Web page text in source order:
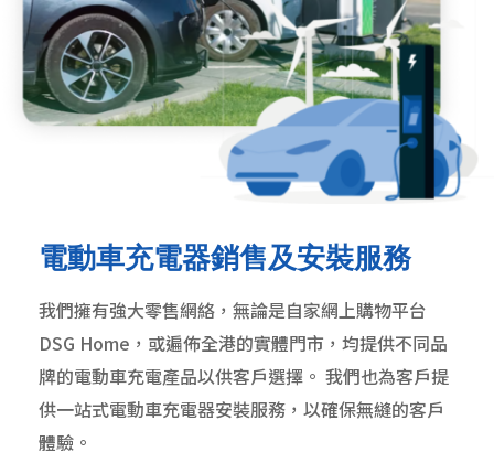
電動車充電器銷售及安裝服務
我們擁有強大零售網絡，無論是自家網上購物平台
DSG Home ，或遍佈全港的實體門市，均提供不同品
牌的電動車充電產品以供客戶選擇。 我們也為客戶提
供一站式電動車充電器安裝服務，以確保無縫的客戶
體驗。